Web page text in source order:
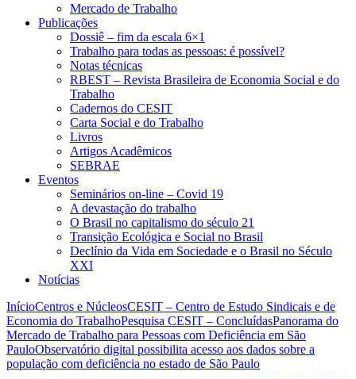
Mercado de Trabalho
Publicações
Dossiê – fim da escala 6×1
Trabalho para todas as pessoas: é possível?
Notas técnicas
RBEST – Revista Brasileira de Economia Social e do
Trabalho
Cadernos do CESIT
Carta Social e do Trabalho
Livros
Artigos Acadêmicos
SEBRAE
Eventos
Seminários on-line – Covid 19
A devastação do trabalho
O Brasil no capitalismo do século 21
Transição Ecológica e Social no Brasil
Declínio da Vida em Sociedade e o Brasil no Século
XXI
Notícias
InícioCentros e NúcleosCESIT – Centro de Estudo Sindicais e de
Economia do TrabalhoPesquisa CESIT – ConcluídasPanorama do
Mercado de Trabalho para Pessoas com Deficiência em São
PauloObservatório digital possibilita acesso aos dados sobre a
população com deficiência no estado de São Paulo